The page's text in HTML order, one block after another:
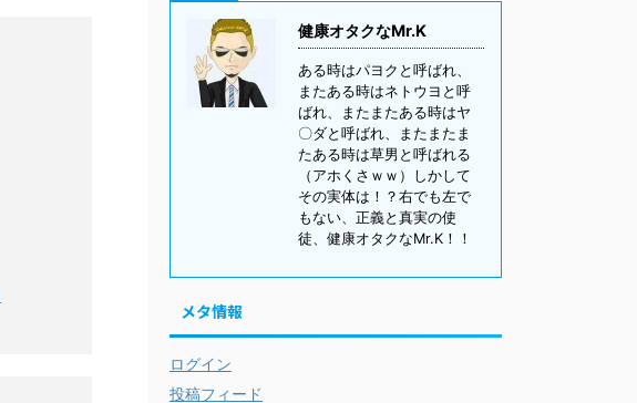
健康オタクなMr.K
ある時はパヨクと呼ばれ、
またある時はネトウヨと呼
ばれ、またまたある時はヤ
〇ダと呼ばれ、またまたま
たある時は草男と呼ばれる
（アホくさｗｗ）しかして
その実体は！？右でも左で
もない、正義と真実の使
徒、健康オタクなMr.K！！
メタ情報
ログイン
投稿フィード